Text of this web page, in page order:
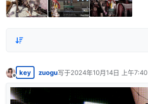
离线
key zuogu写于2024年10月14日 上午7:40
最后由 编辑